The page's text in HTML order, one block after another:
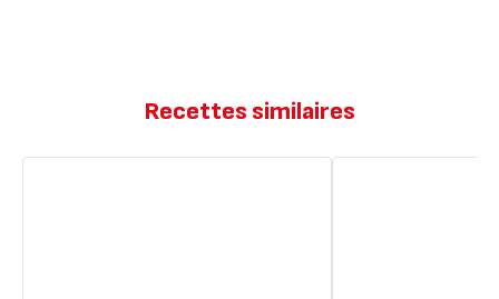
Recettes similaires